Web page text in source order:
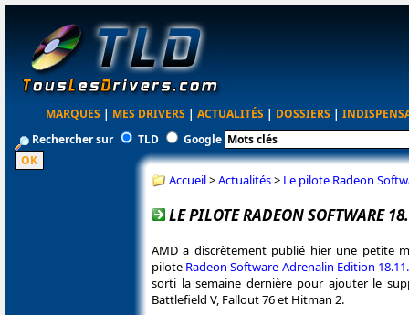
MARQUES | MES DRIVERS | ACTUALITÉS | DOSSIERS |
Rechercher sur
TLD Google
Accueil>Actualités> Le pilote Radeon
LE PILOTE RADEON SOFTWARE
AMD a discrètement publié hier une petite
pilote Radeon Software Adrenalin Edition
sorti la semaine dernière pour ajouter le
Battlefield V, Fallout 76 et Hitman 2.